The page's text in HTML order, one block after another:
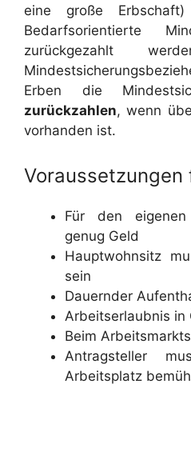
eine große
Bedarfsorientierte
zurückgezahlt
Erben die
zurückzahlen, wenn
vorhanden ist.
Voraussetzungen
Für den
genug Geld
Hauptwohnsitz
sein
Dauernder
Arbeitserlaubnis in
Beim
Antragsteller
Arbeitsplatz